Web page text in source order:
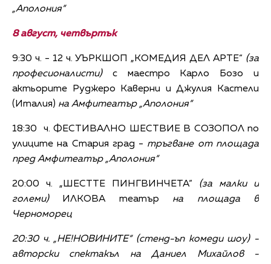
„Аполония“
8 август, четвъртък
9:30 ч. - 12 ч. УЪРКШОП „КОМЕДИЯ ДЕЛ АРТЕ“ (за
професионалисти)с маестро Карло Бозо и
актьорите Руджеро Каверни и Джулия Кастели
(Италия) на Амфитеатър „Аполония“
18:30 ч. ФЕСТИВАЛНО ШЕСТВИЕ В СОЗОПОЛ по
улиците на Стария град - тръгванеот площада
пред Амфитеатър „Аполония“
20:00 ч. „ШЕСТТЕ ПИНГВИНЧЕТА“ (за малки и
големи)
ИЛКОВА театър на площада в
Черноморец
20:30 ч. „НЕ!НОВИНИТЕ“ (стенд-ъп комеди шоу) -
авторски спектакъл на Даниел Михайлов -